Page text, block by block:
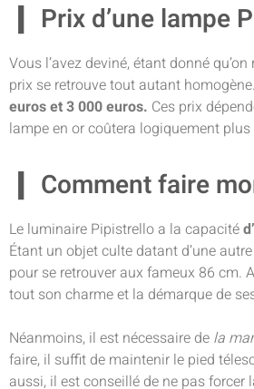
Prix d’une lampe
Vous l’avez deviné, étant donné
prix se retrouve tout autant
euros et 3 000 euros. Ces prix
lampe en or coûtera logiquement plus
Comment faire
Le luminaire Pipistrello a la capacité
Étant un objet culte datant d’une
pour se retrouver aux fameux 86 cm.
tout son charme et la démarque de
Néanmoins, il est nécessaire de la
faire, il suffit de maintenir le pied
aussi, il est conseillé de ne pas